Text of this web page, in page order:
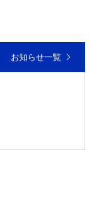
お知らせ一覧